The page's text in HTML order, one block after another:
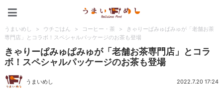
うまいめし > ウチごはん > コーヒー・茶 >
きゃりーぱみゅぱみゅが「老舗お茶
専門店」とコラボ！スペシャルパッケージのお茶も登場
きゃりーぱみゅぱみゅが「老舗お茶専門店」とコラ
ボ！スペシャルパッケージのお茶も登場
うまいめし 2022.7.20 17:24